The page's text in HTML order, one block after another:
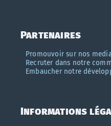
Partenaires
Promouvoir sur nos
Recruter dans notre
Embaucher notre
Informations